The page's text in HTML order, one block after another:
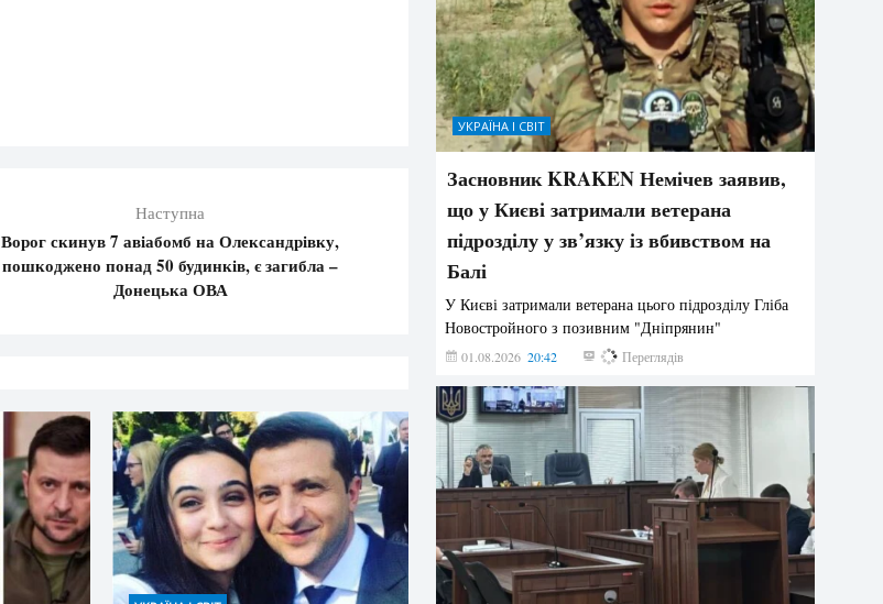
Наступна
Ворог скинув 7 авіабомб на Олександрівку,
пошкоджено понад 50 будинків, є загибла –
Донецька ОВА
УКРАЇНА І СВІТ
Засновник KRAKEN Немічев заявив,
що у Києві затримали ветерана
підрозділу у зв’язку із вбивством на
Балі
У Києві затримали ветерана цього підрозділу Гліба
Новостройного з позивним "Дніпрянин"
01.08.2026 20:42 199 Переглядів